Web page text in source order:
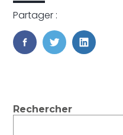
Partager :
FaceBook
TwitterLinkedIn
Blog
Rechercher